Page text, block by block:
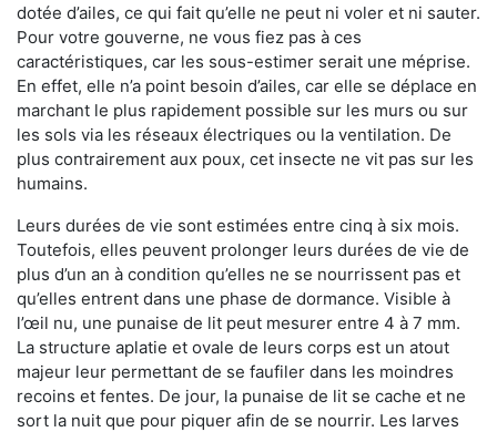
dotée d’ailes, ce qui fait qu’elle ne peut ni voler et ni sauter.
Pour votre gouverne, ne vous fiez pas à ces
caractéristiques, car les sous-estimer serait une méprise.
En effet, elle n’a point besoin d’ailes, car elle se déplace en
marchant le plus rapidement possible sur les murs ou sur
les sols via les réseaux électriques ou la ventilation. De
plus contrairement aux poux, cet insecte ne vit pas sur les
humains.
Leurs durées de vie sont estimées entre cinq à six mois.
Toutefois, elles peuvent prolonger leurs durées de vie de
plus d’un an à condition qu’elles ne se nourrissent pas et
qu’elles entrent dans une phase de dormance. Visible à
l’œil nu, une punaise de lit peut mesurer entre 4 à 7 mm.
La structure aplatie et ovale de leurs corps est un atout
majeur leur permettant de se faufiler dans les moindres
recoins et fentes. De jour, la punaise de lit se cache et ne
sort la nuit que pour piquer afin de se nourrir. Les larves